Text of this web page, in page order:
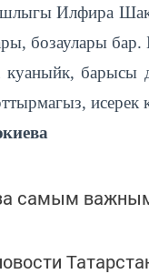
Илфира
бозаулары
барысы
самым